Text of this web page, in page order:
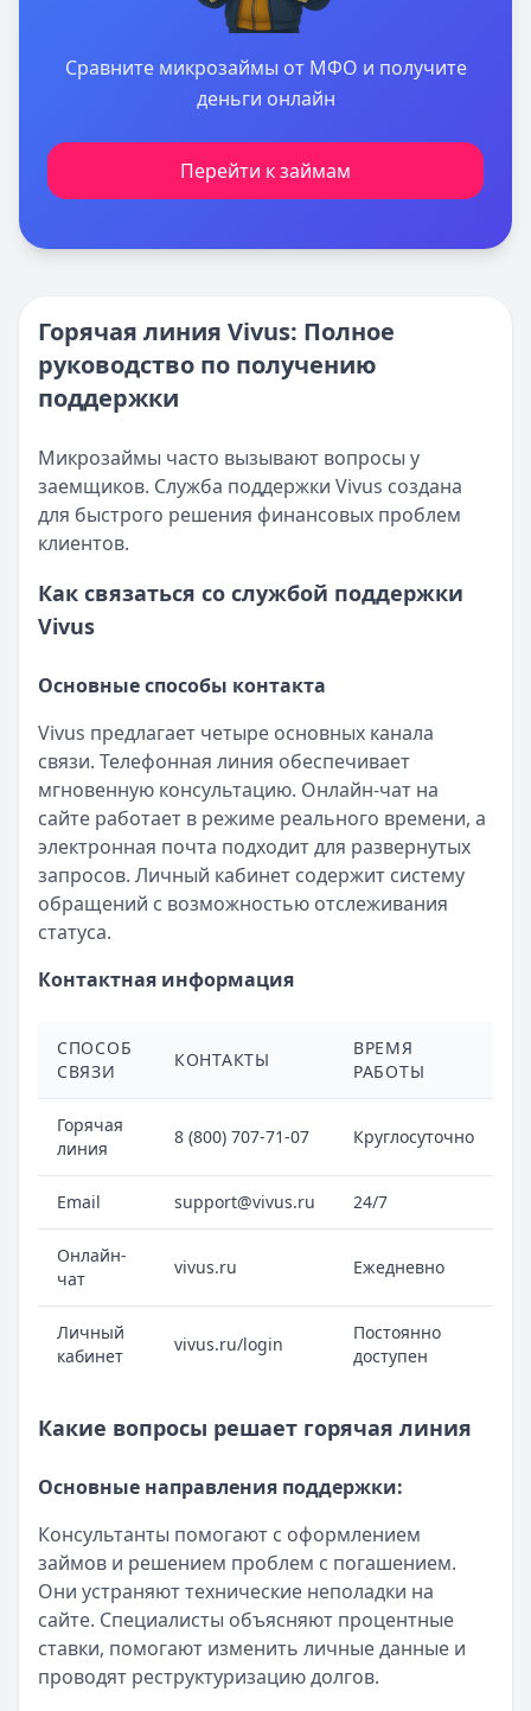
Сравните микрозаймы от МФО и получите
деньги онлайн
Перейти к займам
Горячая линия Vivus: Полное
руководство по получению
поддержки
Микрозаймы часто вызывают вопросы у
заемщиков. Служба поддержки Vivus создана
для быстрого решения финансовых проблем
клиентов.
Как связаться со службой поддержки
Vivus
Основные способы контакта
Vivus предлагает четыре основных канала
связи. Телефонная линия обеспечивает
мгновенную консультацию. Онлайн-чат на
сайте работает в режиме реального времени, а
электронная почта подходит для развернутых
запросов. Личный кабинет содержит систему
обращений с возможностью отслеживания
статуса.
Контактная информация
СПОСОБ
СВЯЗИ
КОНТАКТЫ
ВРЕМЯ
РАБОТЫ
Горячая
линия
8 (800) 707-71-07 Круглосуточно
Email support@vivus.ru 24/7
Онлайн-
чат
vivus.ru Ежедневно
Личный
кабинет
vivus.ru/login
Постоянно
доступен
Какие вопросы решает горячая линия
Основные направления поддержки:
Консультанты помогают с оформлением
займов и решением проблем с погашением.
Они устраняют технические неполадки на
сайте. Специалисты объясняют процентные
ставки, помогают изменить личные данные и
проводят реструктуризацию долгов.